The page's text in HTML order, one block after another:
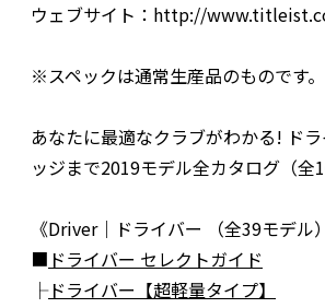
ウェブサイト：http://
※スペックは通常生産品のものです。
あなたに最適なクラブがわかる! ド
ッジまで2019モデル全カタログ（全
《Driver｜ドライバー （全39モデル
■ ドライバー セレクトガイド
├ドライバー【超軽量タイプ】